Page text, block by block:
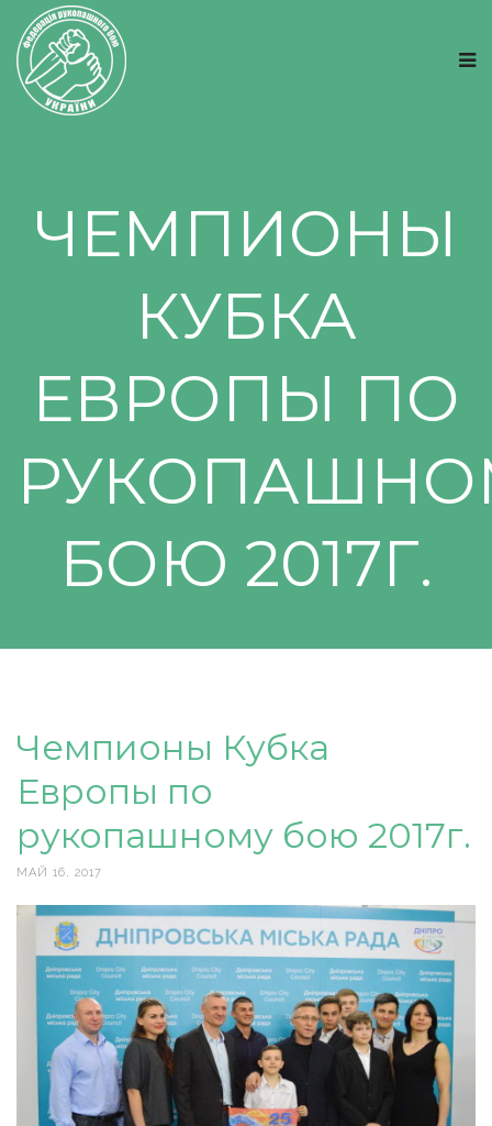
ЧЕМПИОНЫ
КУБКА
ЕВРОПЫ ПО
БОЮ 2017Г.
Чемпионы Кубка
Европы по
рукопашному бою 2017г.
МАЙ 16, 2017